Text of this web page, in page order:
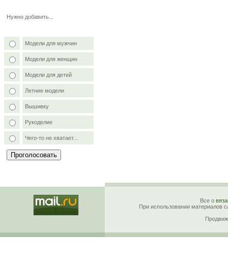
Нужно добавить...
Модели для мужчин
Модели для женщин
Модели для детей
Летние модели
Вышивку
Рукоделие
Чего-то не хватает...
Все о
При использовании материалов